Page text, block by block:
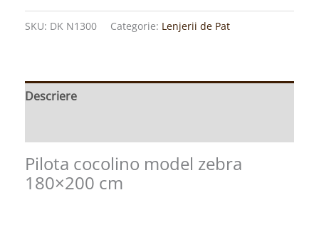
SKU: DK N1300 Categorie: Lenjerii de Pat
Descriere
Pilota cocolino model zebra
180×200 cm